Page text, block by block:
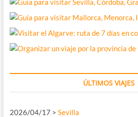
ÚLTIMOS VIAJES
2026/04/17 > Sevilla